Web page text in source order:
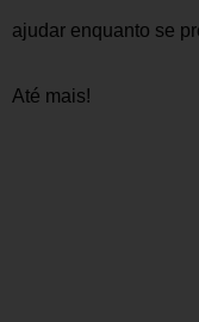
ajudar enquanto se
Até mais!